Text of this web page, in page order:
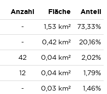
Anzahl Fläche
Anteil
- 1,53 km²
73,33%
- 0,42 km²
20,16%
42 0,04 km²
2,02%
12 0,04 km²
1,79%
- 0,03 km² 1,46%